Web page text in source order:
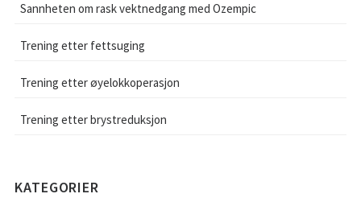
Sannheten om rask vektnedgang med Ozempic
Trening etter fettsuging
Trening etter øyelokkoperasjon
Trening etter brystreduksjon
KATEGORIER